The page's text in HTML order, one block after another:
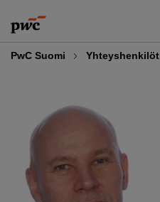
to
content
to
footer
PwC Suomi Yhteyshenkilöt